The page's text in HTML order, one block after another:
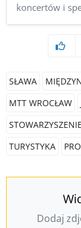
koncertów i
SŁAWA
MTT WROCŁAW
TURYSTYKA
Dodaj